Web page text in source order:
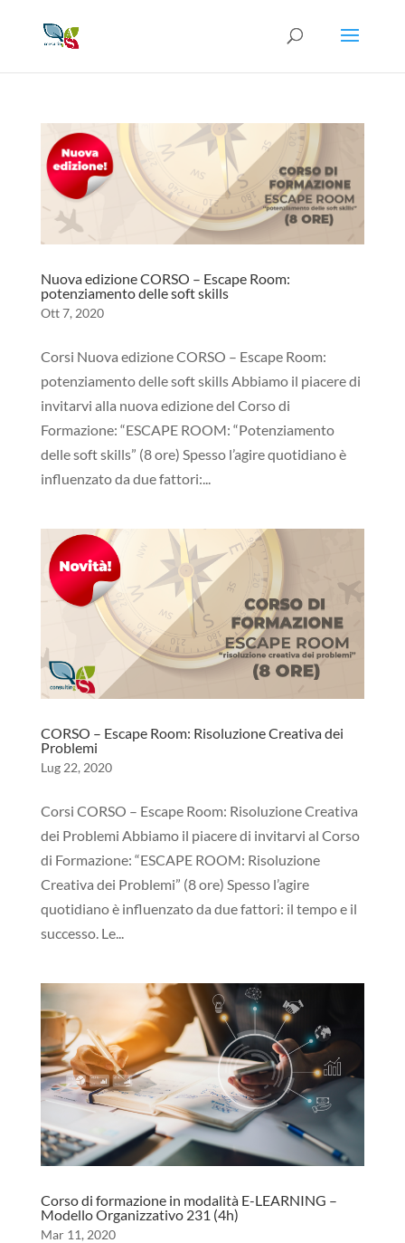
Nuova edizione CORSO – Escape Room:
potenziamento delle soft skills
Ott 7, 2020
Corsi Nuova edizione CORSO – Escape Room:
potenziamento delle soft skills Abbiamo il piacere di
invitarvi alla nuova edizione del Corso di
Formazione: “ESCAPE ROOM: “Potenziamento
delle soft skills” (8 ore) Spesso l’agire quotidiano è
influenzato da due fattori:...
CORSO – Escape Room: Risoluzione Creativa dei
Problemi
Lug 22, 2020
Corsi CORSO – Escape Room: Risoluzione Creativa
dei Problemi Abbiamo il piacere di invitarvi al Corso
di Formazione: “ESCAPE ROOM: Risoluzione
Creativa dei Problemi” (8 ore) Spesso l’agire
quotidiano è influenzato da due fattori: il tempo e il
successo. Le...
Corso di formazione in modalità E-LEARNING –
Modello Organizzativo 231 (4h)
Mar 11, 2020